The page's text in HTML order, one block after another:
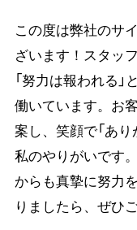
この度は弊社のサ
ざいます！スタッ
「努力は報われる
働いています。お
案し、笑顔で「あ
私のやりがいです
からも真摯に努力
りましたら、ぜひ